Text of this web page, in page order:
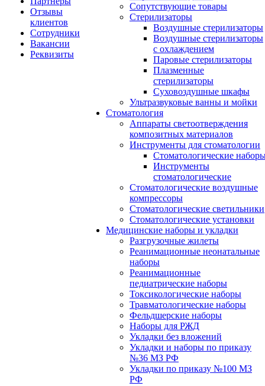
Отзывы
клиентов
Сотрудники
Вакансии
Реквизиты
Сопутствующие товары
Стерилизаторы
Воздушные стерилизаторы
Воздушные стерилизаторы
с охлаждением
Паровые стерилизаторы
Плазменные
стерилизаторы
Суховоздушные шкафы
Ультразвуковые ванны и мойки
Стоматология
Аппараты светоотверждения
композитных материалов
Инструменты для стоматологии
Стоматологические
Инструменты
стоматологические
Стоматологические воздушные
компрессоры
Стоматологические светильники
Стоматологические установки
Медицинские наборы и укладки
Разгрузочные жилеты
Реанимационные неонатальные
наборы
Реанимационные
педиатрические наборы
Токсикологические наборы
Травматологические наборы
Фельдшерские наборы
Наборы для РЖД
Укладки без вложений
Укладки и наборы по приказу
№36 МЗ РФ
Укладки по приказу №100 МЗ
РФ